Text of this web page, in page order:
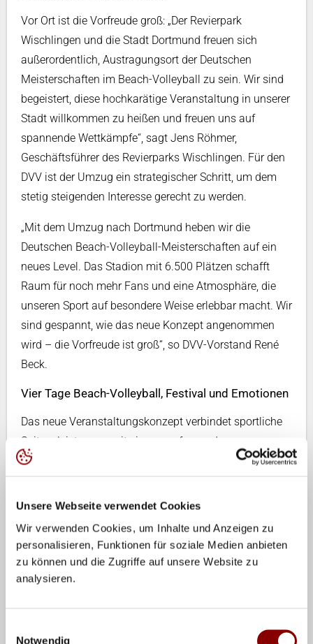
Unsere Webseite verwendet Cookies
Wir verwenden Cookies, um Inhalte und Anzeigen zu
personalisieren, Funktionen für soziale Medien anbieten
zu können und die Zugriffe auf unsere Website zu
analysieren.
Notwendig
Vor Ort ist die Vorfreude groß: „Der Revierpark
Wischlingen und die Stadt Dortmund freuen sich
außerordentlich, Austragungsort der Deutschen
Meisterschaften im Beach-Volleyball zu sein. Wir sind
begeistert, diese hochkarätige Veranstaltung in unserer
Stadt willkommen zu heißen und freuen uns auf
spannende Wettkämpfe“, sagt Jens Röhmer,
Geschäftsführer des Revierparks Wischlingen. Für den
DVV ist der Umzug ein strategischer Schritt, um dem
stetig steigenden Interesse gerecht zu werden.
„Mit dem Umzug nach Dortmund heben wir die
Deutschen Beach-Volleyball-Meisterschaften auf ein
neues Level. Das Stadion mit 6.500 Plätzen schafft
Raum für noch mehr Fans und eine Atmosphäre, die
unseren Sport auf besondere Weise erlebbar macht. Wir
sind gespannt, wie das neue Konzept angenommen
wird – die Vorfreude ist groß“, so DVV-Vorstand René
Beck.
Vier Tage Beach-Volleyball, Festival und Emotionen
Das neue Veranstaltungskonzept verbindet sportliche
Spitzenleistungen mit einem umfassenden
Entertainmentprogramm und zahlreichen
Court entsteht eine weitläufige Eventfläche, ergänzt
„Die Fans können sich auf vier Tage hochklassigen
Beachvolleyball mit einem vielschichtigen und
Volleyball ist mehr als Spitzensport. Beach-Volleyball